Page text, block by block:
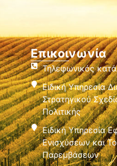
Επικοινωνία
Τηλεφωνικός
Ειδική Υπηρεσία
Στρατηγικού
Πολιτικής
Ειδική Υπηρεσία
Ενισχύσεων και
Παρεμβάσεων